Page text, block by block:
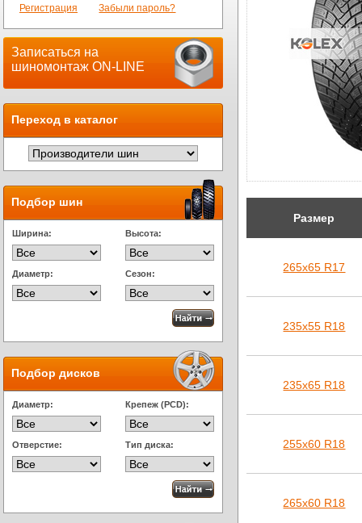
Регистрация Забыли пароль?
Записаться на
шиномонтаж ON-LINE
Переход в каталог
Подбор шин
Ширина: Высота:
Диаметр: Сезон:
Подбор дисков
Диаметр: Крепеж (PCD):
Отверстие: Тип диска:
Размер
265х65 R17
235х55 R18
235х65 R18
255х60 R18
265х60 R18